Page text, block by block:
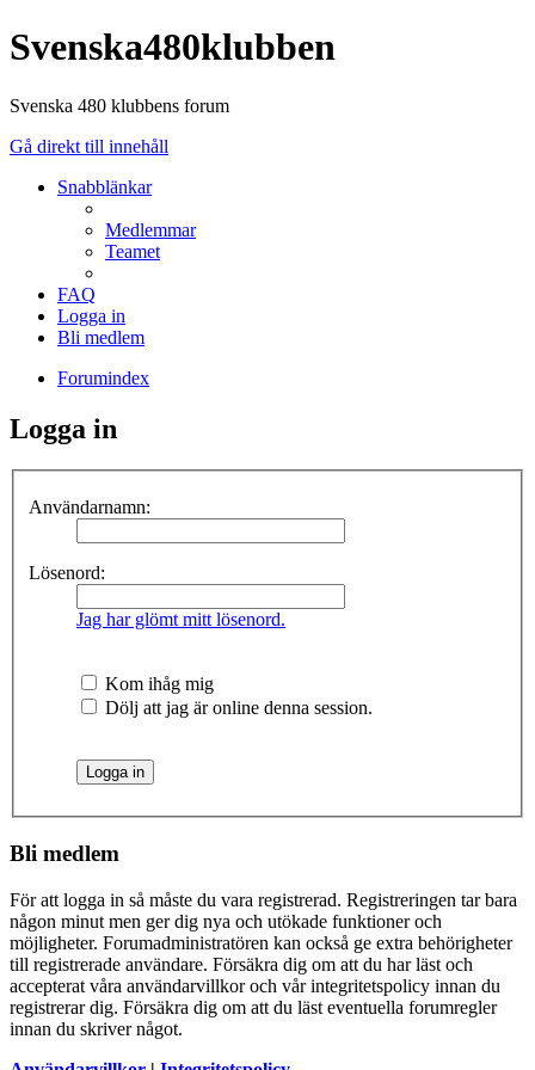
Svenska480klubben
Svenska 480 klubbens forum
Gå direkt till innehåll
Snabblänkar
Medlemmar
Teamet
FAQ
Logga in
Bli medlem
Forumindex
Logga in
Användarnamn:
Lösenord:
Jag har glömt mitt lösenord.
Kom ihåg mig
Dölj att jag är online denna session.
Bli medlem
För att logga in så måste du vara registrerad. Registreringen tar bara
någon minut men ger dig nya och utökade funktioner och
möjligheter. Forumadministratören kan också ge extra behörigheter
till registrerade användare. Försäkra dig om att du har läst och
accepterat våra användarvillkor och vår integritetspolicy innan du
registrerar dig. Försäkra dig om att du läst eventuella forumregler
innan du skriver något.